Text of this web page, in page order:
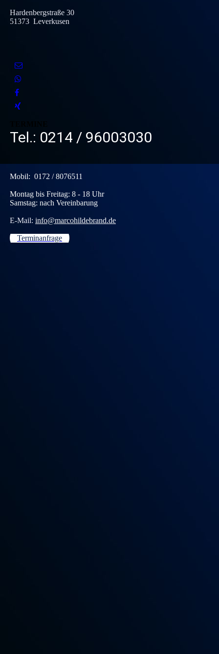
Hardenbergstraße 30
51373 Leverkusen
Tel.: 0214 / 96003030
Mobil: 0172 / 8076511
Montag bis Freitag: 8 - 18 Uhr
Samstag: nach Vereinbarung
E-Mail: info@marcohildebrand.de
Terminanfrage